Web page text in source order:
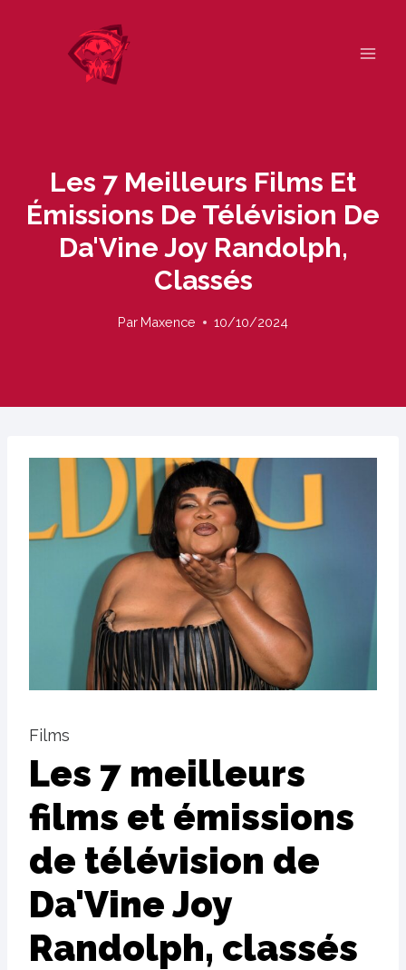
Les 7 Meilleurs Films Et
Émissions De Télévision De
Da'Vine Joy Randolph,
Classés
Par Maxence 10/10/2024
Films
Les 7 meilleurs
films et émissions
de télévision de
Da'Vine Joy
Randolph, classés